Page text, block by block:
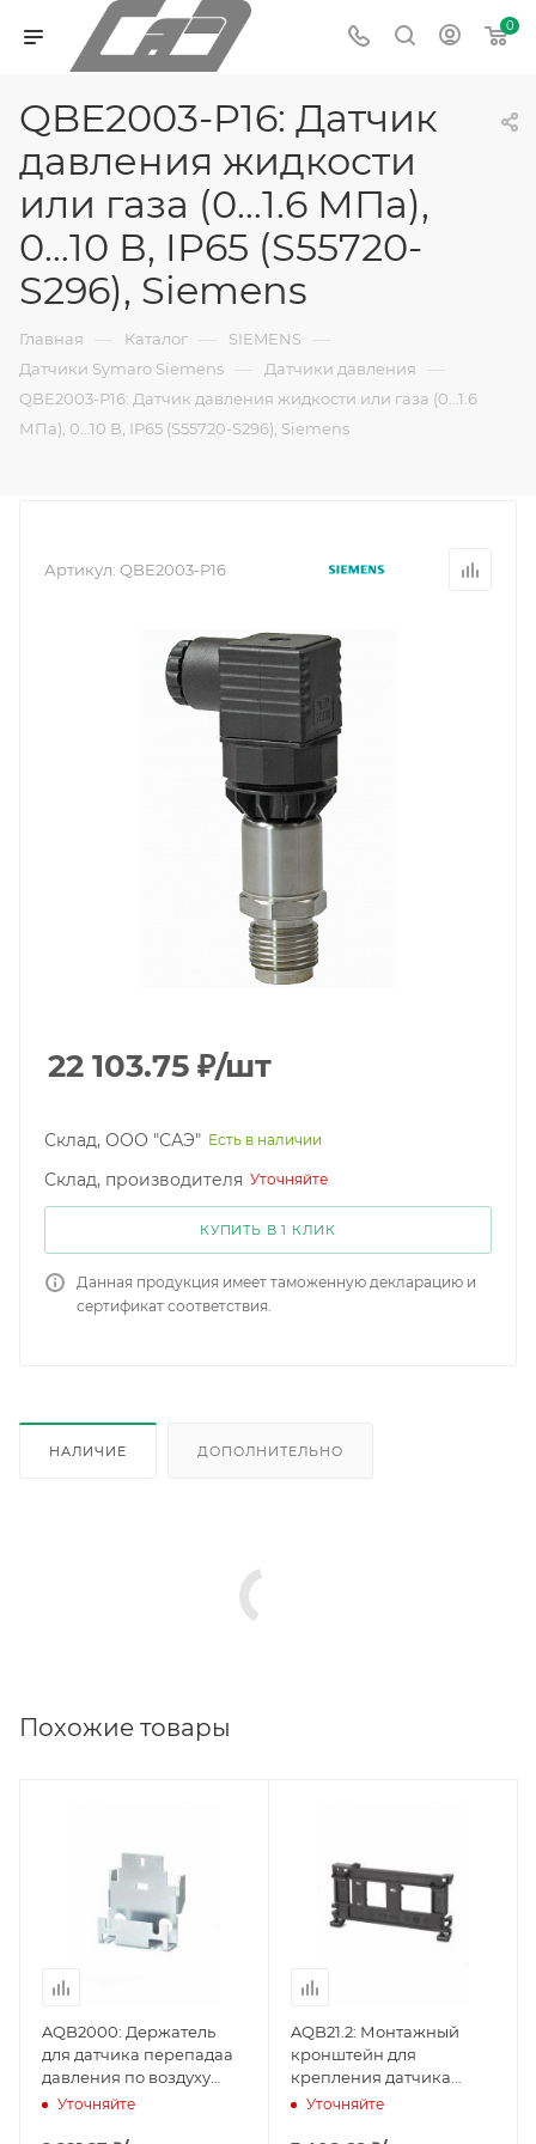
0
QBE2003-P16: Датчик
давления жидкости
или газа (0…1.6 МПа),
0…10 В, IP65 (S55720-
S296), Siemens
Главная — Каталог — SIEMENS —
Датчики Symaro Siemens — Датчики давления —
QBE2003-P16: Датчик давления жидкости или газа (0…1.6
МПа), 0…10 В, IP65 (S55720-S296), Siemens
Артикул: QBE2003-P16
22 103.75 ₽/шт
Склад, ООО "САЭ" Есть в наличии
Склад, производителя Уточняйте
КУПИТЬ В 1 КЛИК
Данная продукция имеет таможенную декларацию и
сертификат соответствия.
НАЛИЧИЕ ДОПОЛНИТЕЛЬНО
Похожие товары
AQB2000: Держатель
для датчика перепадаа
давления по воздуху
серии qbm
Уточняйте
AQB21.2: Монтажный
кронштейн для
крепления датчика
перепадаа давления по
Уточняйте